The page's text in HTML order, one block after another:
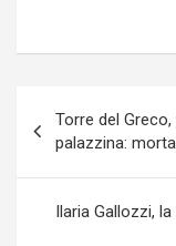
articoli
Torre del
palazzina:
Ilaria Gallozzi,